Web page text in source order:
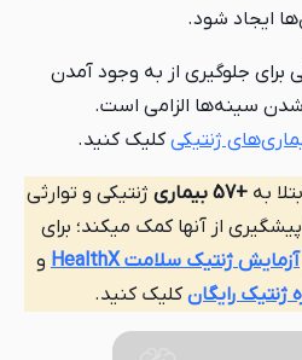
ایجاد شود.
برای جلوگیری از به وجود آمدن
شدن سینه‌ها الزامی است.
ژنتیکیکلیک کنید.
به +57 بیماری
ژنتیکی و توارثی
پیشگیری از آنها کمک میکند؛ برای
آزمایش ژنتیک سلامت HealthX
و
ژنتیک رایگانکلیک کنید.